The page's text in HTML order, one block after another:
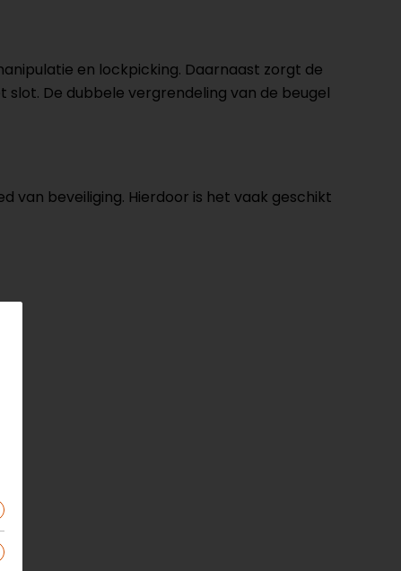
en lockpicking. Daarnaast zorgt de
De dubbele vergrendeling van de beugel
van beveiliging. Hierdoor is het vaak geschikt